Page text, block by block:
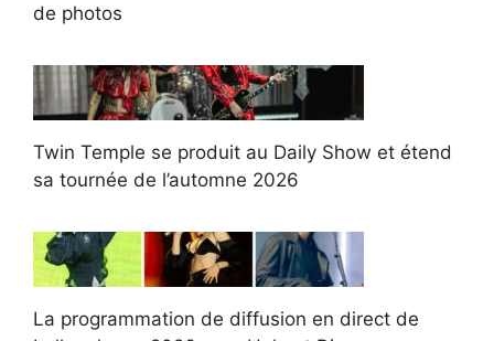
de photos
Twin Temple se produit au Daily Show et étend
sa tournée de l’automne 2026
La programmation de diffusion en direct de